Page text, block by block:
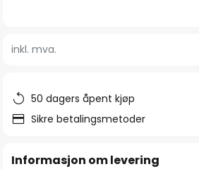
bildegalleri
inkl. mva.
50 dagers åpent kjøp
Sikre betalingsmetoder
Informasjon om levering